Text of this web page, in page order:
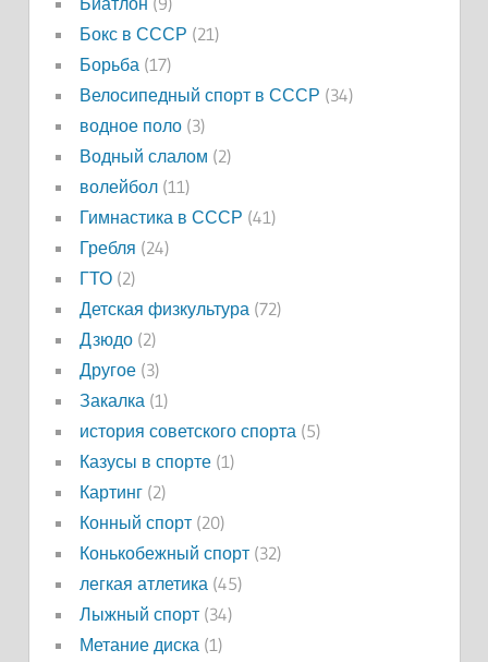
Бокс в СССР (21)
Борьба (17)
Велосипедный спорт в СССР (34)
водное поло(3)
Водный слалом (2)
волейбол(11)
Гимнастика в СССР (41)
Гребля (24)
ГТО(2)
Детская физкультура (72)
Дзюдо(2)
Другое(3)
Закалка (1)
история советского спорта (5)
Казусы в спорте(1)
Картинг(2)
Конный спорт(20)
Конькобежный спорт(32)
легкая атлетика (45)
Лыжный спорт(34)
Метание диска (1)